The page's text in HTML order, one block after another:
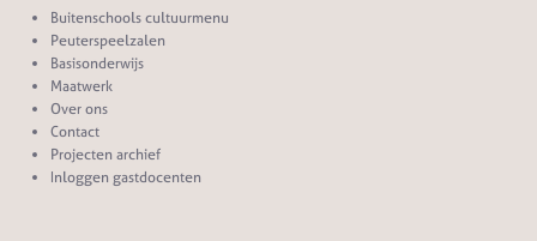
Buitenschools cultuurmenu
Peuterspeelzalen
Basisonderwijs
Maatwerk
Over ons
Contact
Projecten archief
Inloggen gastdocenten